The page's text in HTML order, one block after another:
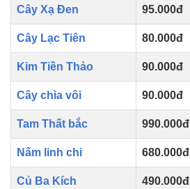
Cây Xạ Đen 95.000đ
Cây Lạc Tiên 80.000đ
Kim Tiền Thảo 90.000đ
Cây chìa vôi 90.000đ
Tam Thất bắc 990.000đ
Nấm linh chi 680.000đ
Củ Ba Kích 490.000đ